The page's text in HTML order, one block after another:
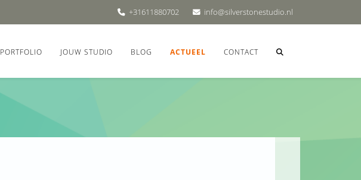
+31611880702 info@silverstonestudio.nl
PORTFOLIO JOUW STUDIO BLOG ACTUEEL CONTACT